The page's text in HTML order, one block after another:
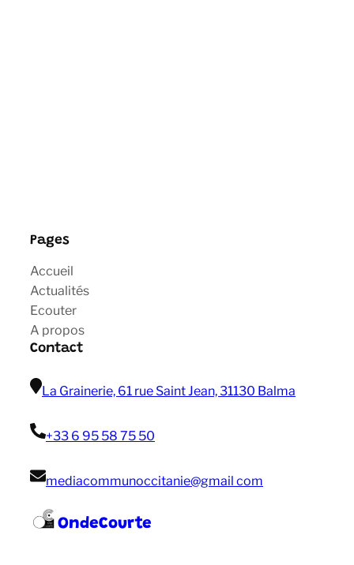
Pages
Accueil
Actualités
Ecouter
A propos
Contact
La Grainerie, 61 rue Saint Jean, 31130 Balma
+33 6 95 58 75 50
mediacommunoccitanie@gmail com
OndeCourte